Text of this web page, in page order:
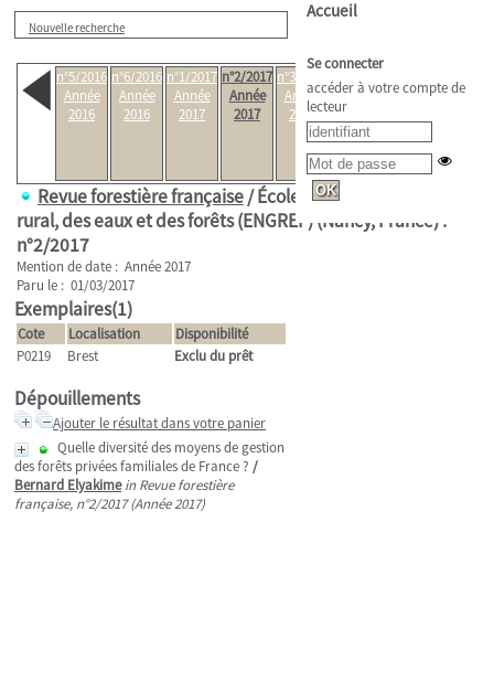
Nouvelle recherche
n°5/2016
Année
2016
n°6/2016
Année
2016
n°1/2017
Année
2017
n°2/2017
Année
2017
n°3/2017
Année
2017
n°4-
5/2017 -
Forêts
anciennes
Année
2017
Année
Revue forestière française/ École nationale du génie
rural, des eaux et des forêts (ENGREF) (Nancy, France) .
n°2/2017
Mention de date : Année 2017
Paru le : 01/03/2017
Exemplaires(1)
Cote Localisation
Disponibilité
P0219
Brest Exclu du prêt
Dépouillements
Ajouter le résultat dans votre panier
Quelle diversité des moyens de gestion
des forêts privées familiales de France ? /
Bernard Elyakime in Revue forestière
française, n°2/2017 (Année 2017)
Accueil
Se connecter
accéder à votre compte de
lecteur